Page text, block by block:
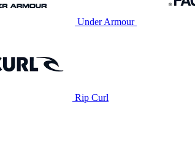
Under Armour
Rip Curl